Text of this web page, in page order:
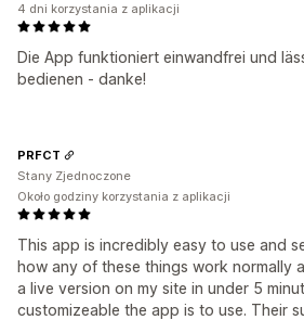
Die App funktioniert einwandfrei und
bedienen - danke!
4 dni korzystania z aplikacji
This app is incredibly easy to use and
how any of these things work normally
a live version on my site in under 5
customizeable the app is to use. Their
PRFCT
Stany Zjednoczone
Około godziny korzystania z aplikacji